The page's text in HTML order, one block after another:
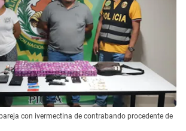
con ivermectina de contrabando procedente de